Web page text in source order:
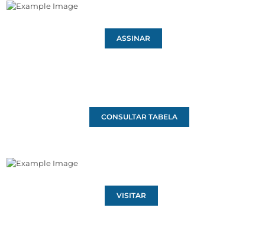
ASSINAR
CONSULTAR TABELA
VISITAR